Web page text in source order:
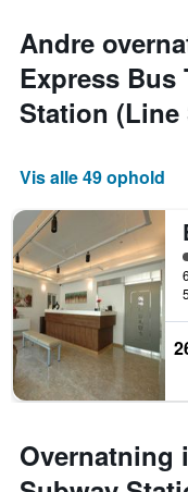
Andre
Express Bus
Station (Line
Vis alle 49 ophold
Overnatning